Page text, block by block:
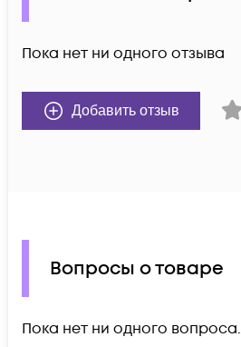
Пока нет ни одного отзыва
Добавить отзыв
Вопросы о товаре
Пока нет ни одного вопроса.